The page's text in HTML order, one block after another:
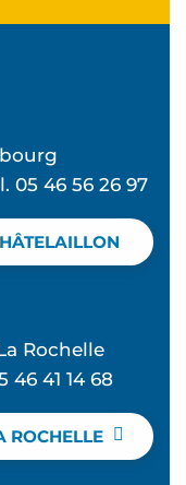
05 46 56 26 97
Rochelle
46 41 14 68
ROCHELLE